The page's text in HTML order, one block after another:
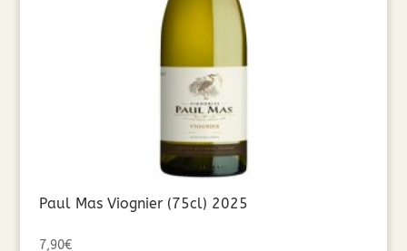
Paul Mas Viognier (75cl) 2025
7,90€